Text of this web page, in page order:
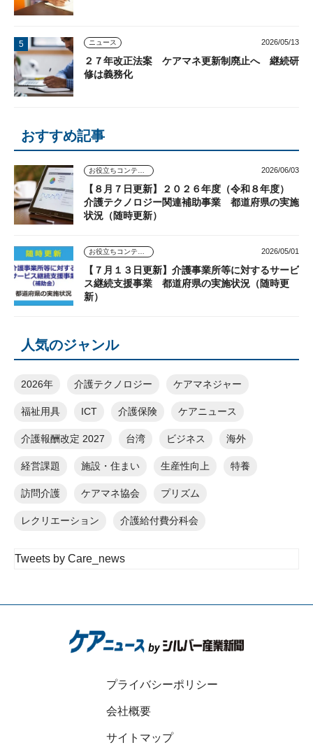
ニュース 2026/05/13
２７年改正法案 ケアマネ更新制廃止へ 継続研
修は義務化
おすすめ記事
お役立ちコンテンツ 2026/06/03
【８月７日更新】２０２６年度（令和８年度）
介護テクノロジー関連補助事業 都道府県の実施
状況（随時更新）
お役立ちコンテンツ 2026/05/01
【７月１３日更新】介護事業所等に対するサービ
ス継続支援事業 都道府県の実施状況（随時更
新）
人気のジャンル
2026年 介護テクノロジー ケアマネジャー
福祉用具 ICT 介護保険 ケアニュース
介護報酬改定 2027 台湾 ビジネス 海外
経営課題 施設・住まい 生産性向上 特養
訪問介護 ケアマネ協会 プリズム
レクリエーション 介護給付費分科会
Tweets by Care_news
プライバシーポリシー
会社概要
サイトマップ